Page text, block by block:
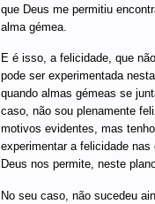
que Deus me permitiu
alma gémea.
E é isso, a felicidade, que
pode ser experimentada
quando almas gémeas se
caso, não sou plenamente
motivos evidentes, mas
experimentar a felicidade nas
Deus nos permite, neste
No seu caso, não sucedeu